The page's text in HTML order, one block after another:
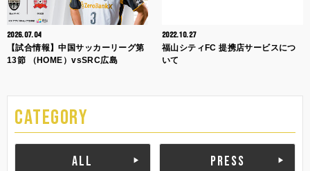
2026.07.04
【試合情報】中国サッカーリーグ第
13節 （HOME）vsSRC広島
2022.10.27
福山シティFC 提携店サービスにつ
いて
CATEGORY
ALL PRESS